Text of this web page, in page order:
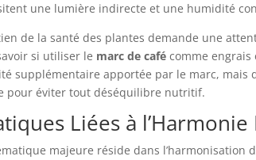
une lumière indirecte et une humidité
de la santé des plantes demande une
si utiliser le marc de café comme engrais
supplémentaire apportée par le marc,
pour éviter tout déséquilibre nutritif.
Liées à
majeure réside dans l’harmonisation